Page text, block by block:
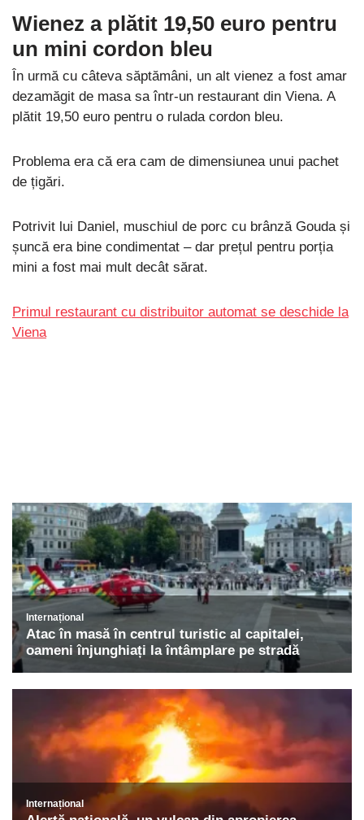
Wienez a plătit 19,50 euro pentru
un mini cordon bleu
În urmă cu câteva săptămâni, un alt vienez a fost amar
dezamăgit de masa sa într-un restaurant din Viena. A
plătit 19,50 euro pentru o rulada cordon bleu.
Problema era că era cam de dimensiunea unui pachet
de țigări.
Potrivit lui Daniel, muschiul de porc cu brânză Gouda și
șuncă era bine condimentat – dar prețul pentru porția
mini a fost mai mult decât sărat.
Primul restaurant cu distribuitor automat se deschide la
Viena